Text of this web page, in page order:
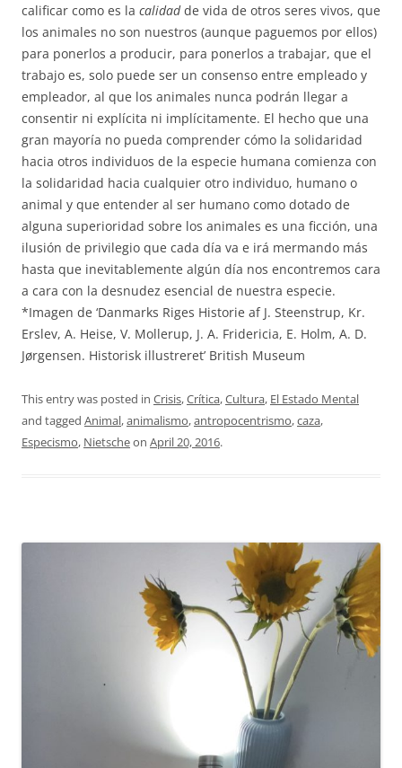
calificar como es la calidadde vida de otros seres vivos, que
los animales no son nuestros (aunque paguemos por ellos)
para ponerlos a producir, para ponerlos a trabajar, que el
trabajo es, solo puede ser un consenso entre empleado y
empleador, al que los animales nunca podrán llegar a
consentir ni explícita ni implícitamente. El hecho que una
gran mayoría no pueda comprender cómo la solidaridad
hacia otros individuos de la especie humana comienza con
la solidaridad hacia cualquier otro individuo, humano o
animal y que entender al ser humano como dotado de
alguna superioridad sobre los animales es una ficción, una
ilusión de privilegio que cada día va e irá mermando más
hasta que inevitablemente algún día nos encontremos cara
a cara con la desnudez esencial de nuestra especie.
*Imagen de ‘Danmarks Riges Historie af J. Steenstrup, Kr.
Erslev, A. Heise, V. Mollerup, J. A. Fridericia, E. Holm, A. D.
Jørgensen. Historisk illustreret’ British Museum
This entry was posted in Crisis,Crítica,Cultura, El Estado Mental
and tagged Animal,animalismo,antropocentrismo,caza,
Especismo, Nietscheon April 20, 2016.